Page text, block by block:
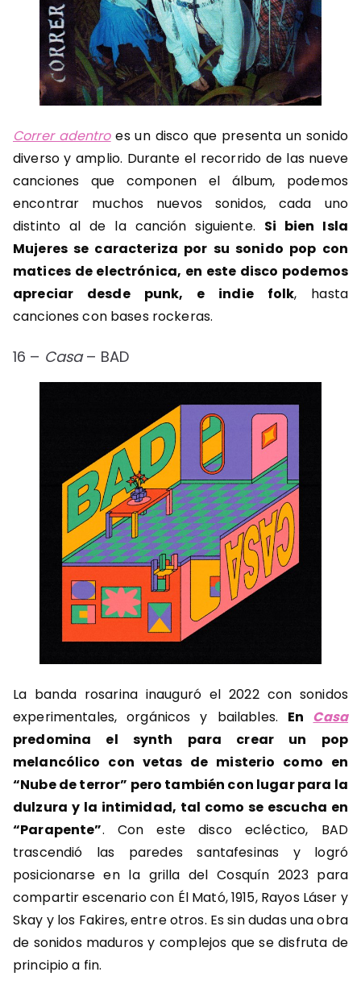
Correr adentroes un disco que presenta un sonido
diverso y amplio. Durante el recorrido de las nueve
canciones que componen el álbum, podemos
encontrar muchos nuevos sonidos, cada uno
distinto al de la canción siguiente. Si bien Isla
Mujeres se caracteriza por su sonido pop con
matices de electrónica, en este disco podemos
apreciar desde punk, e indie folk, hasta
canciones con bases rockeras.
16 – Casa– BAD
La banda rosarina inauguró el 2022 con sonidos
experimentales, orgánicos y bailables. En Casa
predomina el synth para crear un pop
melancólico con vetas de misterio como en
“Nube de terror” pero también con lugar para la
dulzura y la intimidad, tal como se escucha en
“Parapente”. Con este disco ecléctico, BAD
trascendió las paredes santafesinas y logró
posicionarse en la grilla del Cosquín 2023 para
compartir escenario con Él Mató, 1915, Rayos Láser y
Skay y los Fakires, entre otros. Es sin dudas una obra
de sonidos maduros y complejos que se disfruta de
principio a fin.